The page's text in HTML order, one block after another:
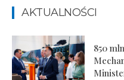
AKTUALNOŚCI
850